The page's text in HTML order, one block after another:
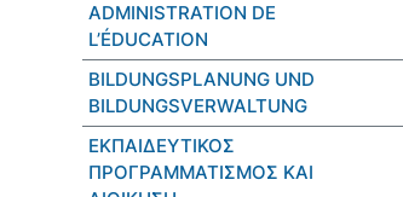
ADMINISTRATION DE
L’ÉDUCATION
BILDUNGSPLANUNG UND
BILDUNGSVERWALTUNG
ΕΚΠΑΙΔΕΥΤΙΚΟΣ
ΠΡΟΓΡΑΜΜΑΤΙΣΜΟΣ ΚΑΙ